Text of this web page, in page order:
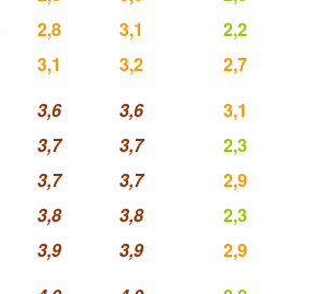
2,8 3,1
2,2
3,1 3,2
2,7
3,6 3,6
3,1
3,7 3,7
2,3
3,7 3,7
2,9
3,8 3,8
2,3
3,9 3,9
2,9